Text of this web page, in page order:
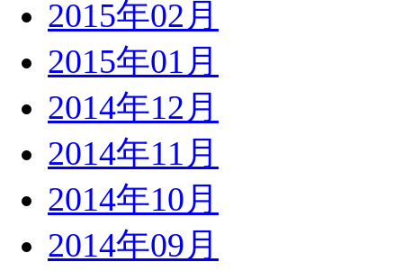
2015年02月
2015年01月
2014年12月
2014年11月
2014年10月
2014年09月